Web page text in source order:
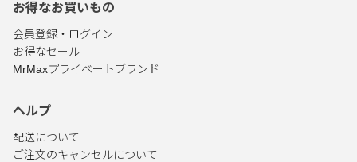
お得なお買いもの
会員登録・ログイン
お得なセール
MrMaxプライベートブランド
ヘルプ
配送について
ご注文のキャンセルについて